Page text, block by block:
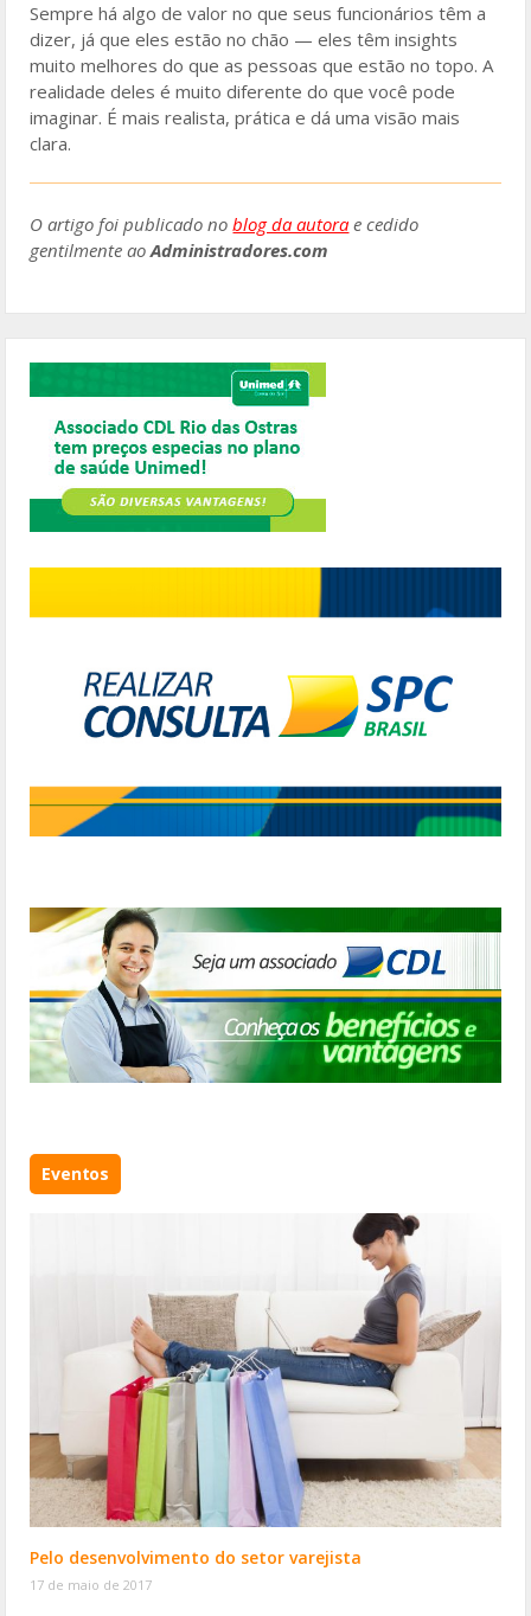
Sempre há algo de valor no que seus funcionários têm a
dizer, já que eles estão no chão — eles têm insights
muito melhores do que as pessoas que estão no topo. A
realidade deles é muito diferente do que você pode
imaginar. É mais realista, prática e dá uma visão mais
clara.
O artigo foi publicado noblog da autora e cedido
gentilmente aoAdministradores.com
Eventos
Pelo desenvolvimento do setor varejista
17 de maio de 2017